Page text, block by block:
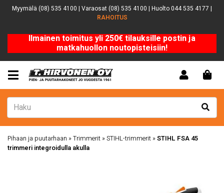
Myymälä (08) 535 4100 | Varaosat (08) 535 4100 | Huolto 044 535 4177 |
RAHOITUS
Ilmainen toimitus yli 250€ tilauksille postin ja
matkahuollon noutopisteisiin!
Pihaan ja puutarhaan »Trimmerit »STIHL-trimmerit »STIHL FSA 45
trimmeri integroidulla akulla